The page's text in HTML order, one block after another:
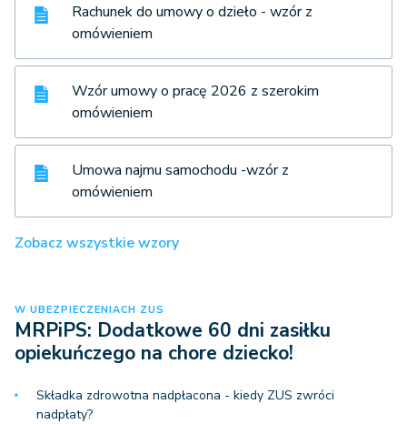
Rachunek do umowy o dzieło - wzór z
omówieniem
Wzór umowy o pracę 2026 z szerokim
omówieniem
Umowa najmu samochodu -wzór z
omówieniem
Zobacz wszystkie wzory
W UBEZPIECZENIACH ZUS
MRPiPS: Dodatkowe 60 dni zasiłku
opiekuńczego na chore dziecko!
Składka zdrowotna nadpłacona - kiedy ZUS zwróci
nadpłaty?